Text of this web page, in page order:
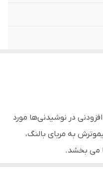
در نوشیدنی‌ها مورد
به مربای بالنگ،
می بخشد.